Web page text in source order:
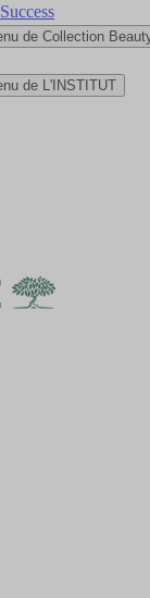
de Collection
de L'INSTITUT